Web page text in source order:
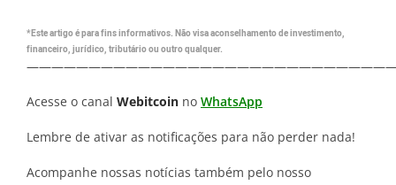
*Este artigo é para fins informativos. Não visa aconselhamento de investimento,
financeiro, jurídico, tributário ou outro qualquer.
Acesse o canal Webitcoin no WhatsApp
Lembre de ativar as notificações para não perder nada!
Acompanhe nossas notícias também pelo nosso